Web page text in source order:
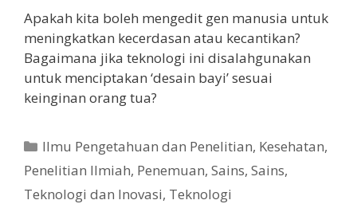
Apakah kita boleh mengedit gen manusia untuk
meningkatkan kecerdasan atau kecantikan?
Bagaimana jika teknologi ini disalahgunakan
untuk menciptakan ‘desain bayi’ sesuai
keinginan orang tua?
Kategori
Ilmu Pengetahuan dan Penelitian, Kesehatan,
Penelitian Ilmiah, Penemuan, Sains, Sains,
Teknologi dan Inovasi, Teknologi